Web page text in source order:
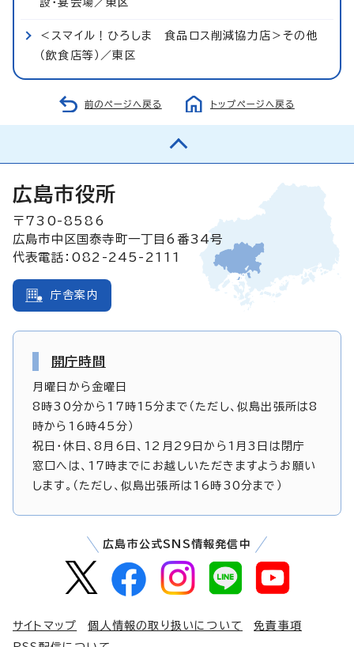
＜スマイル！ひろしま 食品ロス削減協力店＞その他
（飲食店等）／東区
前のページへ戻る トップページへ戻る
広島市役所
〒730-8586
広島市中区国泰寺町一丁目6番34号
代表電話：082-245-2111
庁舎案内
開庁時間
月曜日から金曜日
8時30分から17時15分まで（ただし、似島出張所は8
時から16時45分）
祝日・休日、8月6日、12月29日から1月3日は閉庁
窓口へは、17時までにお越しいただきますようお願い
します。（ただし、似島出張所は16時30分まで）
広島市公式SNS情報発信中
サイトマップ 個人情報の取り扱いについて
免責事項